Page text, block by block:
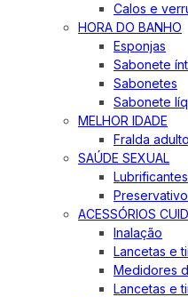
Calos e
HORA DO BANHO
Esponjas
Sabonete
Sabonetes
Sabonete
MELHOR IDADE
Fralda adulto
SAÚDE SEXUAL
Lubrificantes
ACESSÓRIOS
Inalação
Lancetas e
Medidores
Lancetas e